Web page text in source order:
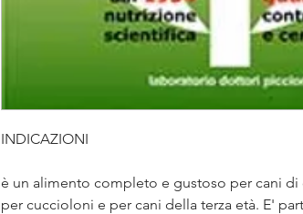
INDICAZIONI
è un alimento completo e gustoso per cani di
per cuccioloni e per cani della terza età. E'